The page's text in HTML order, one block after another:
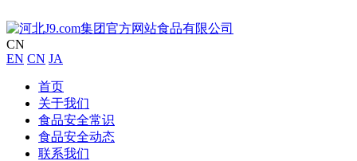
CN
EN CN JA
首页
关于我们
食品安全常识
食品安全动态
联系我们